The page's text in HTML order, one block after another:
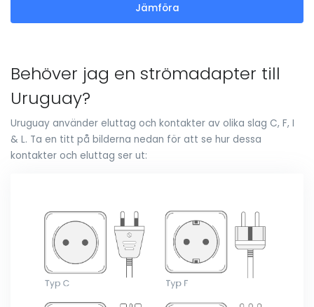
Jämföra
Behöver jag en strömadapter till
Uruguay?
Uruguay använder eluttag och kontakter av olika slag C, F, I
& L. Ta en titt på bilderna nedan för att se hur dessa
kontakter och eluttag ser ut: